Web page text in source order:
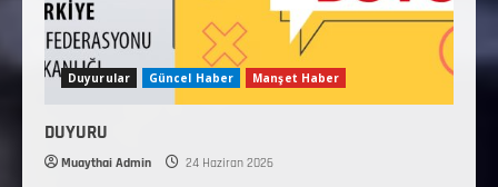
Duyurular Güncel Haber Manşet Haber
DUYURU
Muaythai Admin 24 Haziran 2026